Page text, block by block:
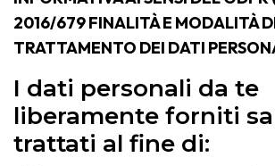
2016/679 FINALITÀ E MODALITÀ
TRATTAMENTO DEI DATI
I dati personali da te
liberamente forniti
trattati al fine di: